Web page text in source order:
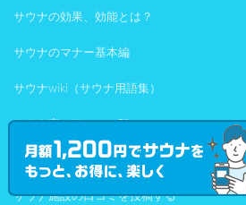
サウナの効果、効能とは？
サウナのマナー基本編
サウナwiki（サウナ用語集）
サウナ室の口コミ一覧
水風呂の口コミ一覧
サウナ施設の口コミを投稿する